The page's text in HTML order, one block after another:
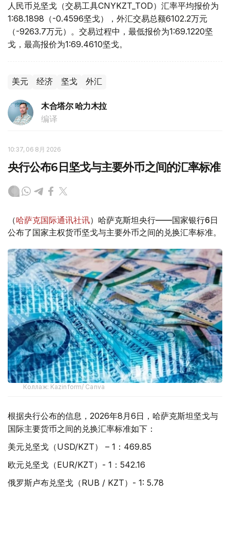
人民币兑坚戈（交易工具CNYKZT_TOD）汇率平均报价为
1:68.1898（-0.4596坚戈），外汇交易总额6102.2万元
（-9263.7万元）。交易过程中，最低报价为1:69.1220坚
戈，最高报价为1:69.4610坚戈。
美元 经济 坚戈 外汇
木合塔尔 哈力木拉
编译
10:37, 06 8月 2026
央行公布6日坚戈与主要外币之间的汇率标准
（哈萨克国际通讯社讯）哈萨克斯坦央行——国家银行6日
公布了国家主权货币坚戈与主要外币之间的兑换汇率标准。
Коллаж: Kazinform/ Canva
根据央行公布的信息，2026年8月6日，哈萨克斯坦坚戈与
国际主要货币之间的兑换汇率标准如下：
美元兑坚戈（USD/KZT） – 1：469.85
欧元兑坚戈（EUR/KZT）- 1：542.16
俄罗斯卢布兑坚戈（RUB / KZT）- 1: 5.78